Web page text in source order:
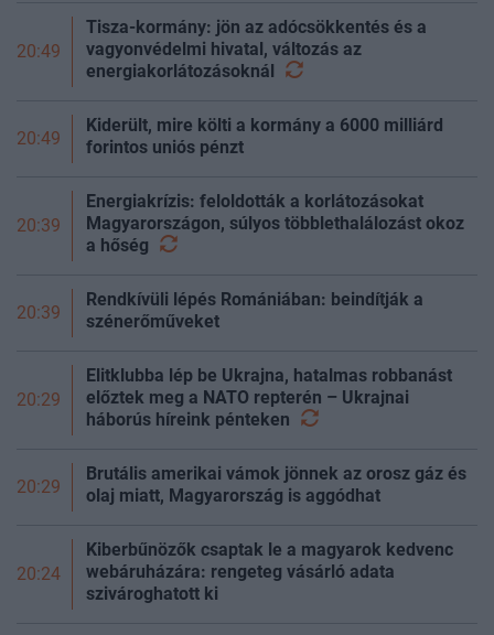
20:49
Tisza-kormány: jön az adócsökkentés és a
vagyonvédelmi hivatal, változás az
energiakorlátozásoknál
20:49
Kiderült, mire költi a kormány a 6000 milliárd
forintos uniós pénzt
20:39
Energiakrízis: feloldották a korlátozásokat
Magyarországon, súlyos többlethalálozást okoz
a hőség
20:39
Rendkívüli lépés Romániában: beindítják a
szénerőműveket
20:29
Elitklubba lép be Ukrajna, hatalmas robbanást
előztek meg a NATO repterén – Ukrajnai
háborús híreink pénteken
20:29
Brutális amerikai vámok jönnek az orosz gáz és
olaj miatt, Magyarország is aggódhat
20:24
Kiberbűnözők csaptak le a magyarok kedvenc
webáruházára: rengeteg vásárló adata
szivároghatott ki